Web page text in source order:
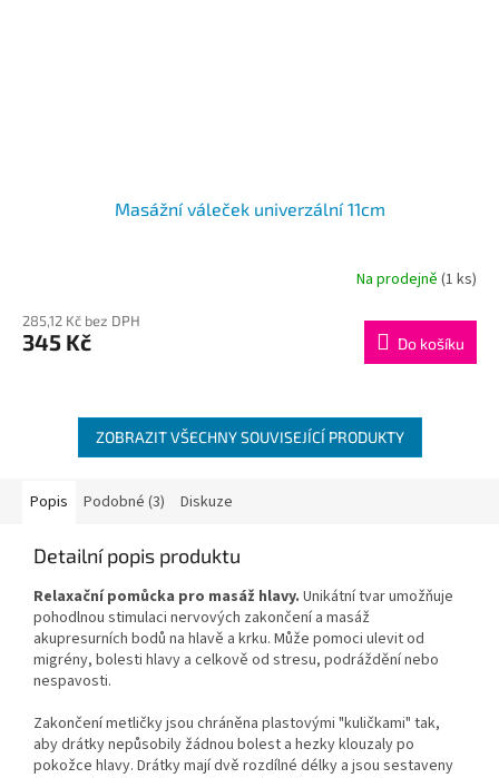
Masážní váleček univerzální 11cm
Na prodejně (1 ks)
285,12 Kč bez DPH
345 Kč Do košíku
ZOBRAZIT VŠECHNY SOUVISEJÍCÍ PRODUKTY
Popis Podobné (3) Diskuze
Detailní popis produktu
Relaxační pomůcka pro masáž hlavy. Unikátní tvar umožňuje
pohodlnou stimulaci nervových zakončení a masáž
akupresurních bodů na hlavě a krku. Může pomoci ulevit od
migrény, bolesti hlavy a celkově od stresu, podráždění nebo
nespavosti.
Zakončení metličky jsou chráněna plastovými "kuličkami" tak,
aby drátky nepůsobily žádnou bolest a hezky klouzaly po
pokožce hlavy. Drátky mají dvě rozdílné délky a jsou sestaveny